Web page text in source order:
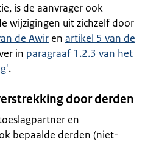
is de aanvrager ook
wijzigingen uit zichzelf door
de Awir en artikel 5 van de
in paragraaf 1.2.3 van het
.
door derden
en
bepaalde derden (niet-